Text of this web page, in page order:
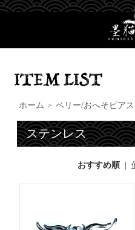
ホーム > ベリー/おへそピアス
ステンレス
おすすめ順